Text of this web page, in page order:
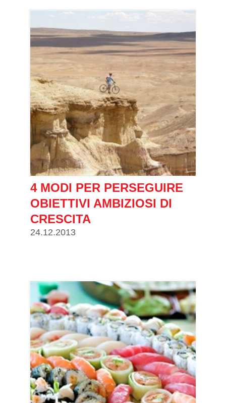
4 MODI PER PERSEGUIRE
OBIETTIVI AMBIZIOSI DI
CRESCITA
24.12.2013